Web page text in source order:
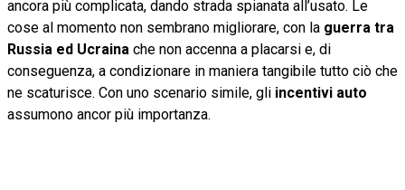
ancora più complicata, dando strada spianata all’usato. Le
cose al momento non sembrano migliorare, con la guerra tra
Russia ed Ucraina che non accenna a placarsi e, di
conseguenza, a condizionare in maniera tangibile tutto ciò che
ne scaturisce. Con uno scenario simile, gli incentivi auto
assumono ancor più importanza.